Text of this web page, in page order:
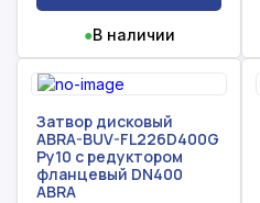
●В наличии
Затвор дисковый
ABRA-BUV-FL226D400G
Ру10 с редуктором
фланцевый DN400
ABRA